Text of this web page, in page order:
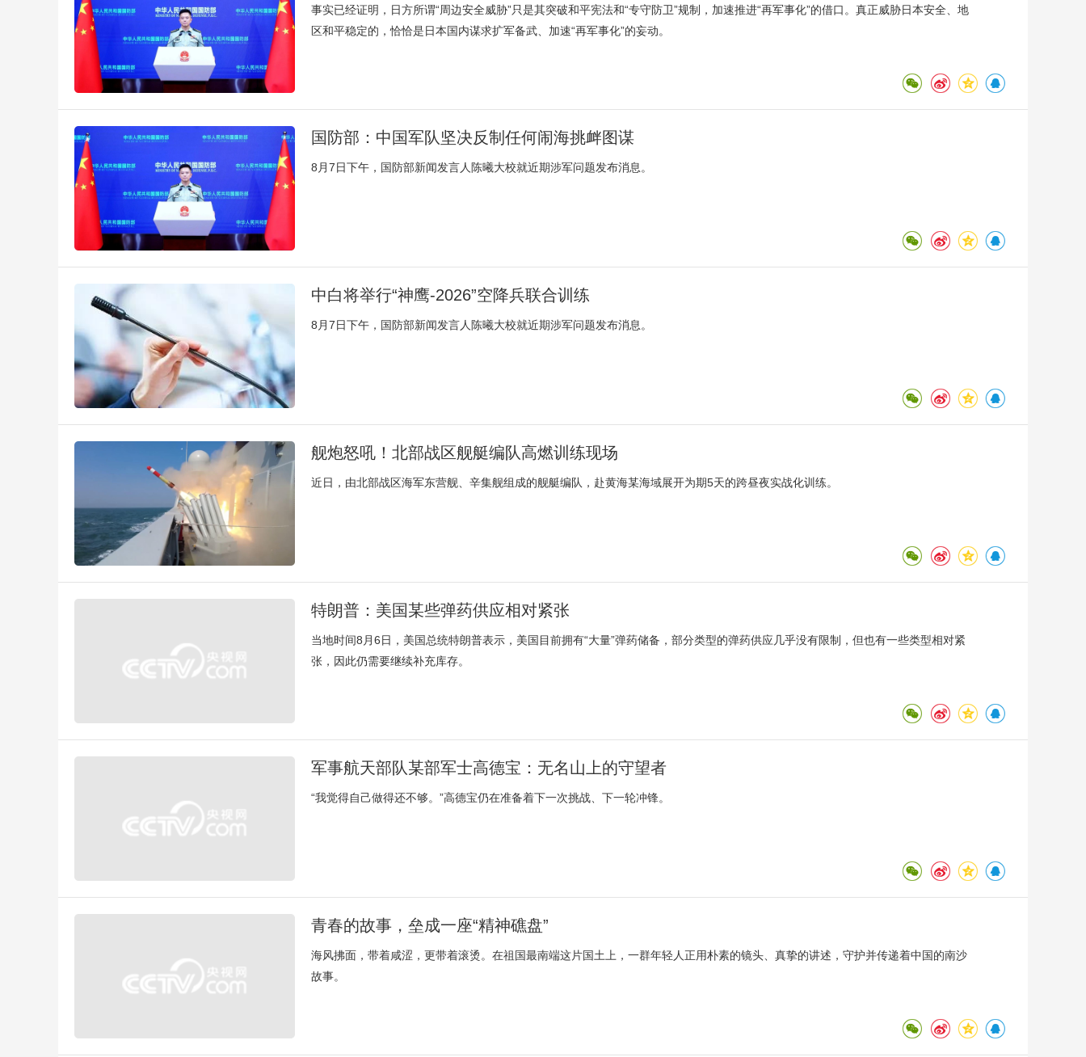
事实已经证明，日方所谓“周边安全威胁”只是其突破和平宪法和“专守防卫”规制，加速推进“再军事化”的借口。真正威胁日本安全、地
区和平稳定的，恰恰是日本国内谋求扩军备武、加速“再军事化”的妄动。
国防部：中国军队坚决反制任何闹海挑衅图谋
8月7日下午，国防部新闻发言人陈曦大校就近期涉军问题发布消息。
中白将举行“神鹰-2026”空降兵联合训练
8月7日下午，国防部新闻发言人陈曦大校就近期涉军问题发布消息。
舰炮怒吼！北部战区舰艇编队高燃训练现场
近日，由北部战区海军东营舰、辛集舰组成的舰艇编队，赴黄海某海域展开为期5天的跨昼夜实战化训练。
特朗普：美国某些弹药供应相对紧张
当地时间8月6日，美国总统特朗普表示，美国目前拥有“大量”弹药储备，部分类型的弹药供应几乎没有限制，但也有一些类型相对紧
张，因此仍需要继续补充库存。
军事航天部队某部军士高德宝：无名山上的守望者
“我觉得自己做得还不够。”高德宝仍在准备着下一次挑战、下一轮冲锋。
青春的故事，垒成一座“精神礁盘”
海风拂面，带着咸涩，更带着滚烫。在祖国最南端这片国土上，一群年轻人正用朴素的镜头、真挚的讲述，守护并传递着中国的南沙
故事。